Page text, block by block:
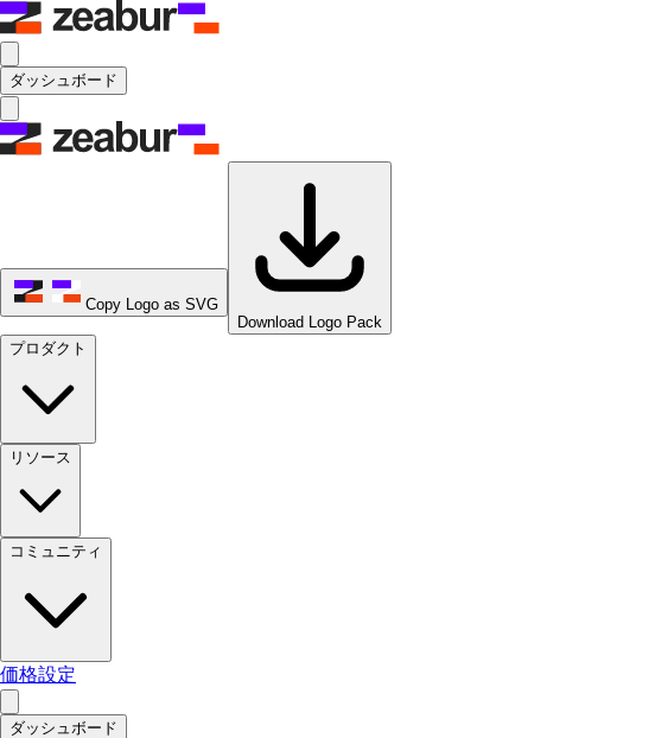
ダッシュボード
Copy Logo as SVG
Download Logo Pack
プロダクト
リソース
コミュニティ
価格設定
ダッシュボード